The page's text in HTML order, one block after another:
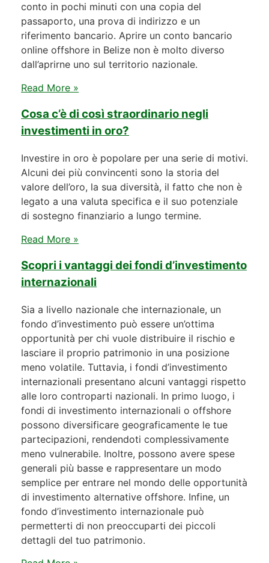
conto in pochi minuti con una copia del
passaporto, una prova di indirizzo e un
riferimento bancario. Aprire un conto bancario
online offshore in Belize non è molto diverso
dall’aprirne uno sul territorio nazionale.
Read More »
Cosa c’è di così straordinario negli
investimenti in oro?
Investire in oro è popolare per una serie di motivi.
Alcuni dei più convincenti sono la storia del
valore dell’oro, la sua diversità, il fatto che non è
legato a una valuta specifica e il suo potenziale
di sostegno finanziario a lungo termine.
Read More »
Scopri i vantaggi dei fondi d’investimento
internazionali
Sia a livello nazionale che internazionale, un
fondo d’investimento può essere un’ottima
opportunità per chi vuole distribuire il rischio e
lasciare il proprio patrimonio in una posizione
meno volatile. Tuttavia, i fondi d’investimento
internazionali presentano alcuni vantaggi rispetto
alle loro controparti nazionali. In primo luogo, i
fondi di investimento internazionali o offshore
possono diversificare geograficamente le tue
partecipazioni, rendendoti complessivamente
meno vulnerabile. Inoltre, possono avere spese
generali più basse e rappresentare un modo
semplice per entrare nel mondo delle opportunità
di investimento alternative offshore. Infine, un
fondo d’investimento internazionale può
permetterti di non preoccuparti dei piccoli
dettagli del tuo patrimonio.